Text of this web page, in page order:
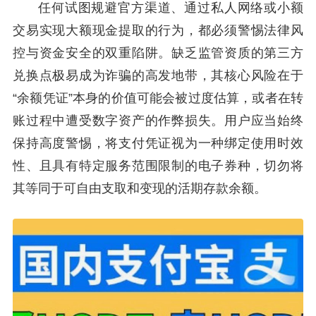
任何试图规避官方渠道、通过私人网络或小额
交易实现大额现金提取的行为，都必须警惕法律风
控与资金安全的双重陷阱。缺乏监管资质的第三方
兑换点极易成为诈骗的高发地带，其核心风险在于
“余额凭证”本身的价值可能会被过度估算，或者在转
账过程中遭受数字资产的作弊损失。用户应当始终
保持高度警惕，将支付凭证视为一种绑定使用时效
性、且具有特定服务范围限制的电子券种，切勿将
其等同于可自由支取和变现的活期存款余额。